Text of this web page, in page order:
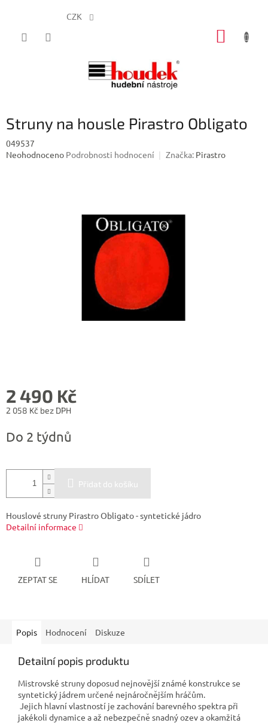
CZK
Struny na housle Pirastro Obligato
049537
Průměrné
Neohodnoceno Podrobnosti hodnocení Značka: Pirastro
2 490 Kč
2 058 Kč bez DPH
cena:
Do 2 týdnů
Přidat do košíku
Houslové struny Pirastro Obligato - syntetické jádro
Detailní informace
ZEPTAT SE HLÍDAT SDÍLET
Popis Hodnocení Diskuze
Detailní popis produktu
Mistrovské struny doposud nejnovější známé konstrukce se
syntetický jádrem určené nejnáročnějším hráčům.
Jejich hlavní vlastností je zachování barevného spektra při
jakékoli dynamice a až nebezpečně snadný ozev a okamžitá